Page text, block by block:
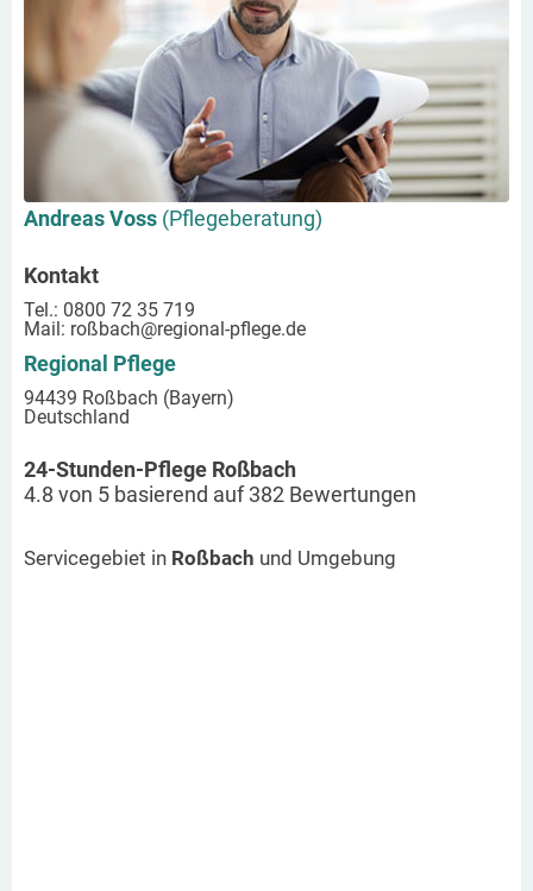
Andreas Voss (Pflegeberatung)
Kontakt
Tel.: 0800 72 35 719
Mail: roßbach@regional-pflege.de
Regional Pflege
94439 Roßbach (Bayern)
Deutschland
24-Stunden-Pflege Roßbach
4.8 von 5 basierend auf382 Bewertungen
Servicegebiet in Roßbach und Umgebung